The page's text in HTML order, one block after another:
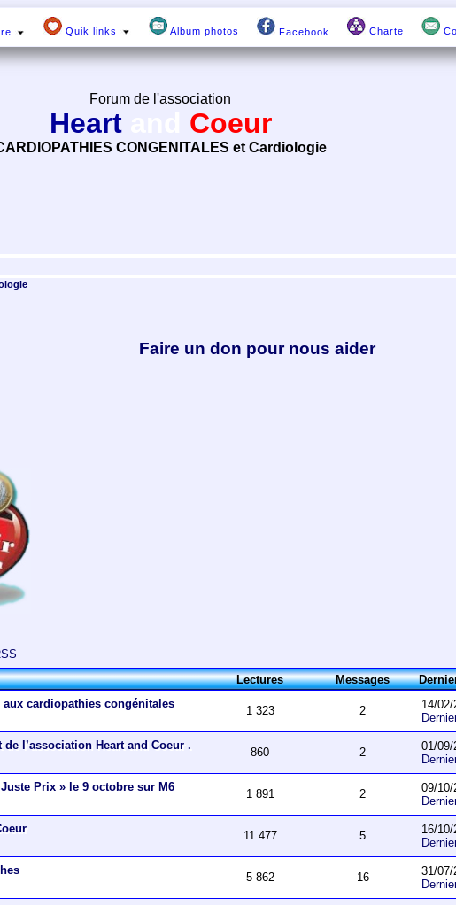
Quik links Album photos Facebook Charte
Forum de l'association
Heart Coeur
CONGENITALES et Cardiologie
Faire un don pour nous aider
Lectures Messages
cardiopathies congénitales 1 323 2
14/
l’association Heart and Coeur . 860 2
01/09/
Prix » le 9 octobre sur M6 1 891 2
09/10/
11 477 5
16/
5 862 16
31/07/